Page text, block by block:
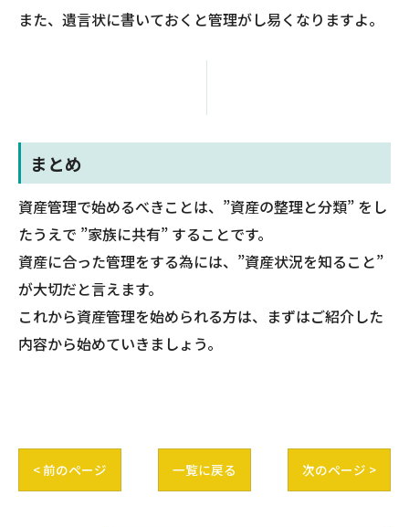
また、遺言状に書いておくと管理がし易くなりますよ。
まとめ
資産管理で始めるべきことは、”資産の整理と分類” をし
たうえで ”家族に共有” することです。
資産に合った管理をする為には、”資産状況を知ること”
が大切だと言えます。
これから資産管理を始められる方は、まずはご紹介した
内容から始めていきましょう。
< 前のページ 一覧に戻る 次のページ >